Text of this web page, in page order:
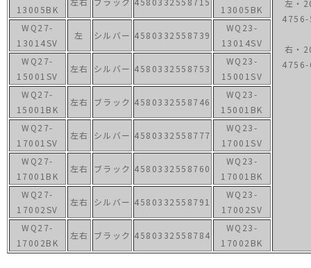
左・
右・
13005BK
13005BK
WQ27-
13014SV
左 シルバー 4580332558739
WQ23-
13014SV
WQ27-
15001SV
左右 シルバー 4580332558753
WQ23-
15001SV
WQ27-
15001BK
左右 ブラック 4580332558746
WQ23-
15001BK
WQ27-
17001SV
左右 シルバー 4580332558777
WQ23-
17001SV
WQ27-
17001BK
左右 ブラック 4580332558760
WQ23-
17001BK
WQ27-
17002SV
左右 シルバー 4580332558791
WQ23-
17002SV
WQ27-
17002BK
左右 ブラック 4580332558784
WQ23-
17002BK